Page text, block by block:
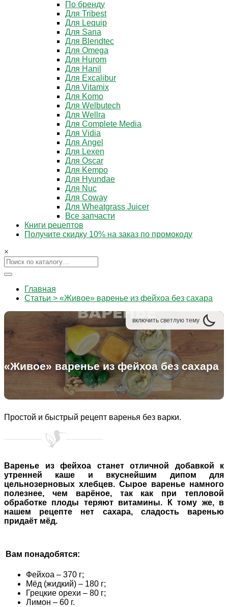
По бренду
Для Tribest
Для Lequip
Для Sana
Для Blendtec
Для Omega
Для Hurom
Для Hanil
Для Excalibur
Для Vitamix
Для Komo
Для Welbutech
Для Wellra
Для Complete Media
Для Vidia
Для Angel
Для Lexen
Для Oscar
Для Kempo
Для Hyundae
Для Nuc
Для Coway
Для Wheatgrass Juicer
Все запчасти
Книги рецептов
Получите скидку 10% на заказ по промокоду
×
Главная
Статьи > «Живое» варенье из фейхоа без сахара
включить светлую тему
«Живое» варенье из фейхоа без сахара
Простой и быстрый рецепт варенья без варки.
Варенье из фейхоа станет отличной добавкой к
утренней каше и вкуснейшим дипом для
цельнозерновых хлебцев. Сырое варенье намного
полезнее, чем варёное, так как при тепловой
обработке плоды теряют витамины. К тому же, в
нашем рецепте нет сахара, сладость варенью
придаёт мёд.
Вам понадобятся:
Фейхоа – 370 г;
Мёд (жидкий) – 180 г;
Грецкие орехи – 80 г;
Лимон – 60 г.